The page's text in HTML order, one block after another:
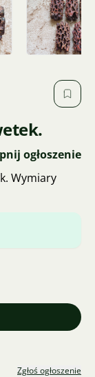
ogłoszenie
Wymiary
Zgłoś ogłoszenie